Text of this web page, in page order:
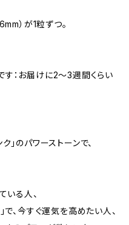
）が1粒ずつ。
：お届けに2～3週間くらい
」のパワーストーンで、
いる人、
で、今すぐ運気を高めたい人、